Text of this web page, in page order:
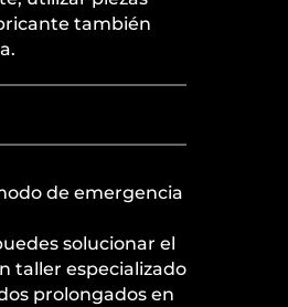
también
de emergencia
solucionar el
taller especializado
prolongados en